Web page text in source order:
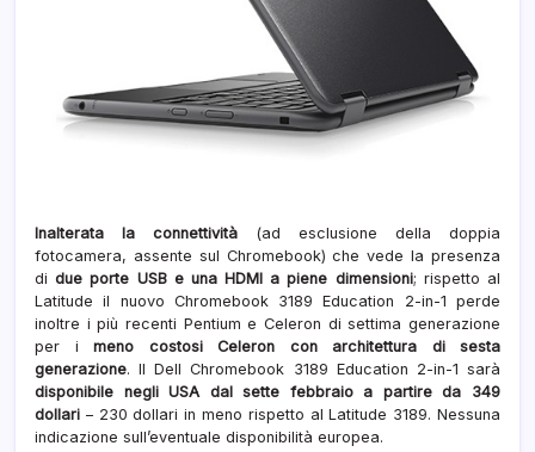
Inalterata la connettività (ad esclusione della doppia
fotocamera, assente sul Chromebook) che vede la presenza
didue porte USB e una HDMI a piene dimensioni; rispetto al
Latitude il nuovo Chromebook 3189 Education 2-in-1 perde
inoltre i più recenti Pentium e Celeron di settima generazione
per i meno costosi Celeron con architettura di sesta
generazione. Il Dell Chromebook 3189 Education 2-in-1 sarà
disponibile negli USA dal sette febbraio a partire da 349
dollari – 230 dollari in meno rispetto al Latitude 3189. Nessuna
indicazione sull’eventuale disponibilità europea.